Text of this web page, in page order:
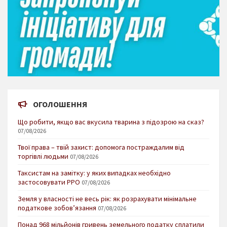
ОГОЛОШЕННЯ
Що робити, якщо вас вкусила тварина з підозрою на сказ?
07/08/2026
Твої права – твій захист: допомога постраждалим від
торгівлі людьми 07/08/2026
Таксистам на замітку: у яких випадках необхідно
застосовувати РРО 07/08/2026
Земля у власності не весь рік: як розрахувати мінімальне
податкове зобов’язання 07/08/2026
Понад 968 мільйонів гривень земельного податку сплатили